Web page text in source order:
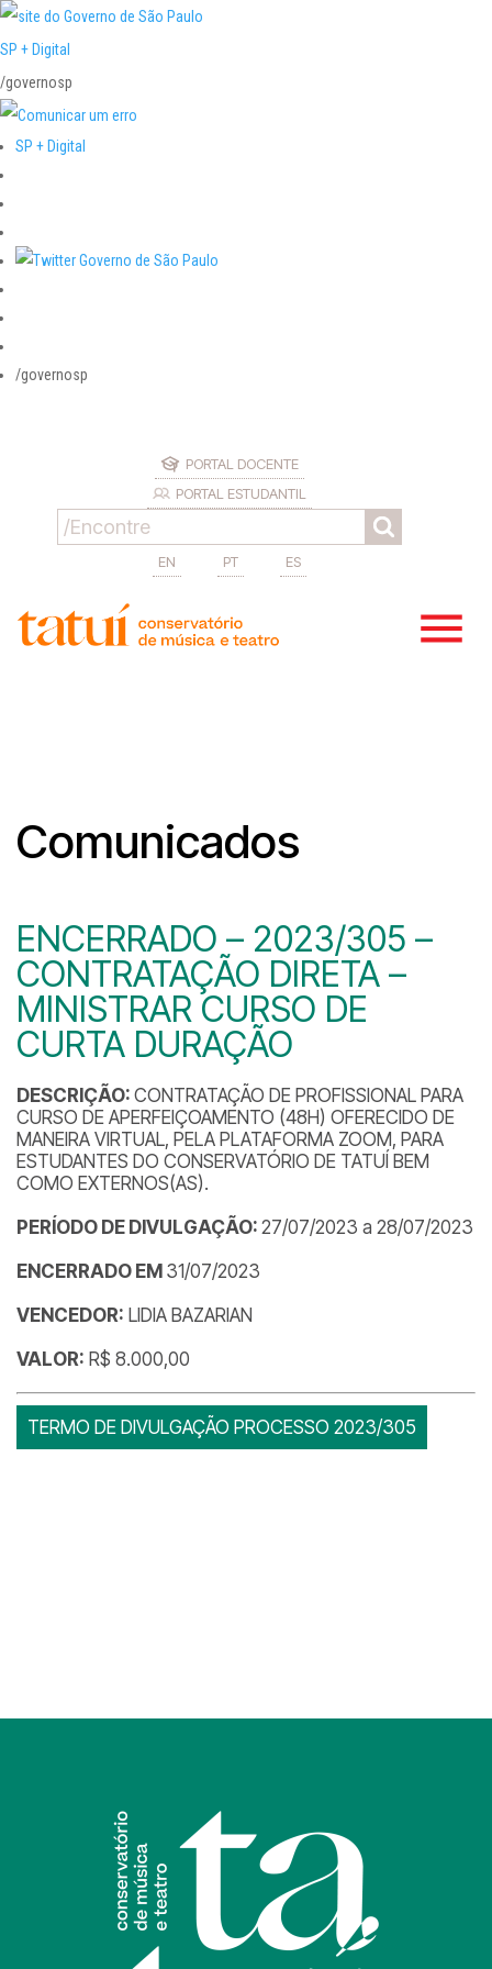
SP + Digital
/governosp
SP + Digital
/governosp
PORTAL DOCENTE
PORTAL ESTUDANTIL
EN PT ES
Comunicados
ENCERRADO – 2023/305 –
CONTRATAÇÃO DIRETA –
MINISTRAR CURSO DE
CURTA DURAÇÃO
DESCRIÇÃO: CONTRATAÇÃO DE PROFISSIONAL PARA
CURSO DE APERFEIÇOAMENTO (48H) OFERECIDO DE
MANEIRA VIRTUAL, PELA PLATAFORMA ZOOM, PARA
ESTUDANTES DO CONSERVATÓRIO DE TATUÍ BEM
COMO EXTERNOS(AS).
PERÍODO DE DIVULGAÇÃO: 27/07/2023 a 28/07/2023
ENCERRADO EM 31/07/2023
VENCEDOR: LIDIA BAZARIAN
VALOR: R$ 8.000,00
TERMO DE DIVULGAÇÃO PROCESSO 2023/305